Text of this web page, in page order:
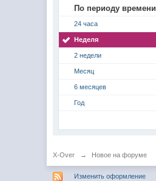
По периоду времени
24 часа
Неделя
2 недели
Месяц
6 месяцев
Год
X-Over → Новое на форуме
Изменить оформление